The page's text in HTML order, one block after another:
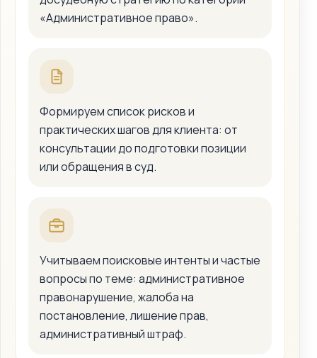
«Административное право».
Формируем список рисков и
практических шагов для клиента: от
консультации до подготовки позиции
или обращения в суд.
Учитываем поисковые интенты и частые
вопросы по теме: административное
правонарушение, жалоба на
постановление, лишение прав,
административный штраф.